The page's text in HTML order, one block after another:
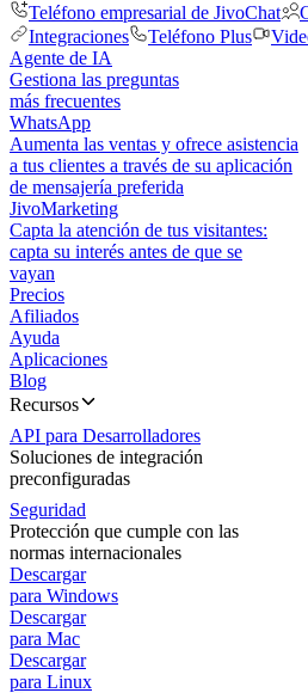
Teléfono empresarial de JivoChat
Integraciones
Teléfono Plus
Agente de IA
Gestiona las preguntas
más frecuentes
WhatsApp
Aumenta las ventas y ofrece asistencia
a tus clientes a través de su aplicación
de mensajería preferida
JivoMarketing
Capta la atención de tus visitantes:
capta su interés antes de que se
vayan
Precios
Afiliados
Ayuda
Aplicaciones
Blog
Recursos
API para Desarrolladores
Soluciones de integración
preconfiguradas
Seguridad
Protección que cumple con las
normas internacionales
Descargar
para Windows
Descargar
para Mac
Descargar
para Linux